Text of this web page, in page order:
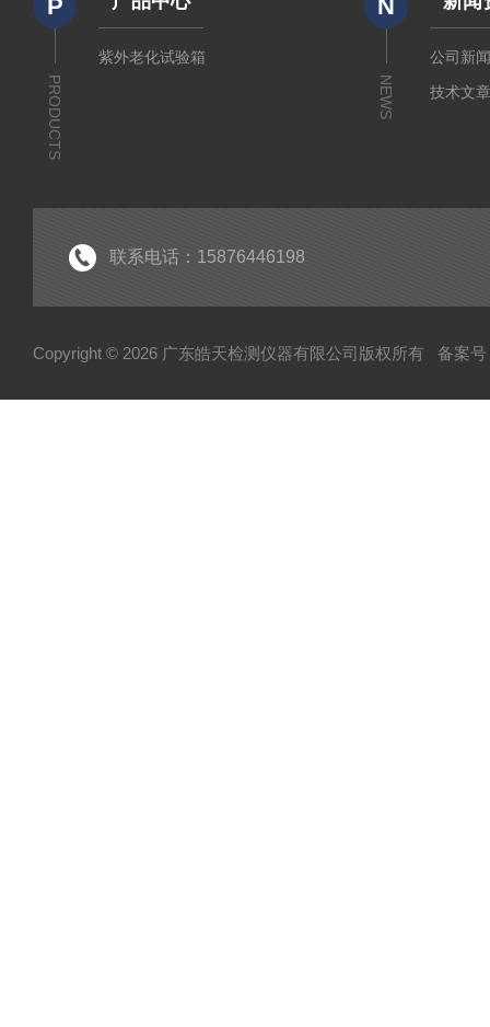
P
PRODUCTS
紫外老化试验箱
N
NEWS
公司新
技术文
联系电话：15876446198
Copyright © 2026 广东皓天检测仪器有限公司版权所有 备案号